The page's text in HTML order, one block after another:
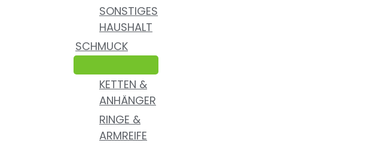
SONSTIGES
HAUSHALT
SCHMUCK
KETTEN &
ANHÄNGER
RINGE &
ARMREIFE